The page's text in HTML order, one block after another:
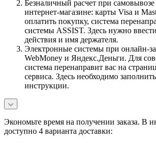
Безналичный расчет при
интернет-магазине: карты Visa и
оплатить покупку, система
системы ASSIST. Здесь нужно
действия и имя держателя.
Электронные системы при онлайн-
WebMoney и Яндекс.Деньги. Для
система перенаправит вас на
сервиса. Здесь необходимо
инструкции.
Экономьте время на получении заказа. В
доступно 4 варианта доставки: